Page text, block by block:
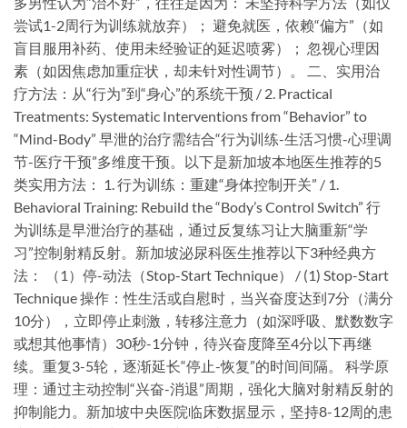
尝试1-2周行为训练就放弃）； 避免就医，依赖“偏方”（如
盲目服用补药、使用未经验证的延迟喷雾）； 忽视心理因
素（如因焦虑加重症状，却未针对性调节）。 二、实用治
疗方法：从“行为”到“身心”的系统干预 / 2. Practical
Treatments: Systematic Interventions from “Behavior” to
“Mind-Body” 早泄的治疗需结合“行为训练-生活习惯-心理调
节-医疗干预”多维度干预。以下是新加坡本地医生推荐的5
类实用方法： 1. 行为训练：重建“身体控制开关” / 1.
Behavioral Training: Rebuild the “Body’s Control Switch” 行
为训练是早泄治疗的基础，通过反复练习让大脑重新“学
习”控制射精反射。新加坡泌尿科医生推荐以下3种经典方
法： （1）停-动法（Stop-Start Technique） / (1) Stop-Start
Technique ​操作​：性生活或自慰时，当兴奋度达到7分（满分
10分），立即停止刺激，转移注意力（如深呼吸、默数数字
或想其他事情）30秒-1分钟，待兴奋度降至4分以下再继
续。重复3-5轮，逐渐延长“停止-恢复”的时间间隔。 ​科学原
理​：通过主动控制“兴奋-消退”周期，强化大脑对射精反射的
抑制能力。新加坡中央医院临床数据显示，坚持8-12周的患